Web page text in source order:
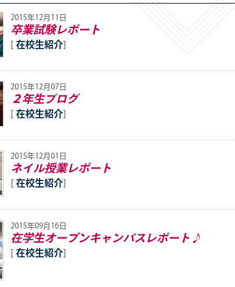
2015年12月11日
卒業試験レポート
[ 在校生紹介]
2015年12月07日
２年生ブログ
[ 在校生紹介]
2015年12月01日
ネイル授業レポート
[ 在校生紹介]
2015年09月16日
在学生オープンキャンパスレポート♪
[ 在校生紹介]